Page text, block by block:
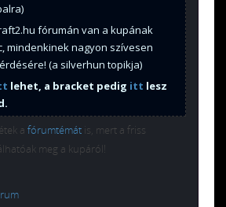
fórumán van a kupának
mindenkinek nagyon szívesen
(a silverhun topikja)
lehet, a bracket pedig itt lesz
a fórumtémát is, mert a friss
meg a kupáról!